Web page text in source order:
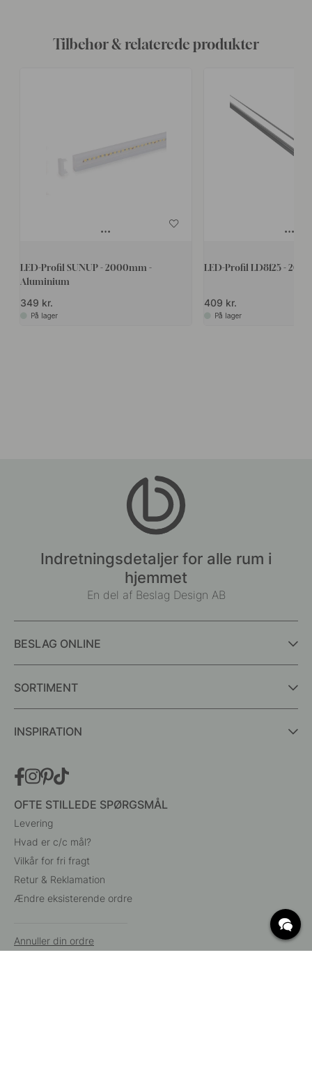
Tilbehør & relaterede produkter
LED-Profil SUNUP - 2000mm -
Aluminium
349 kr.
På lager
LED-Profil LD8125 -
409 kr.
På lager
Indretningsdetaljer for alle rum i
hjemmet
En del af Beslag Design AB
BESLAG ONLINE
SORTIMENT
INSPIRATION
OFTE STILLEDE SPØRGSMÅL
Levering
Hvad er c/c mål?
Vilkår for fri fragt
Retur & Reklamation
Ændre eksisterende ordre
Annuller din ordre